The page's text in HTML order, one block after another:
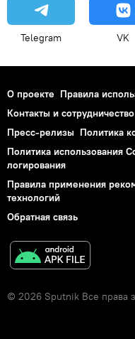
Telegram VK
О проекте Правила
Контакты и сотрудничество
Пресс-релизы Политика
Политика использования
логирования
Правила применения
технологий
Обратная связь
© 2026 Sputnik Все права